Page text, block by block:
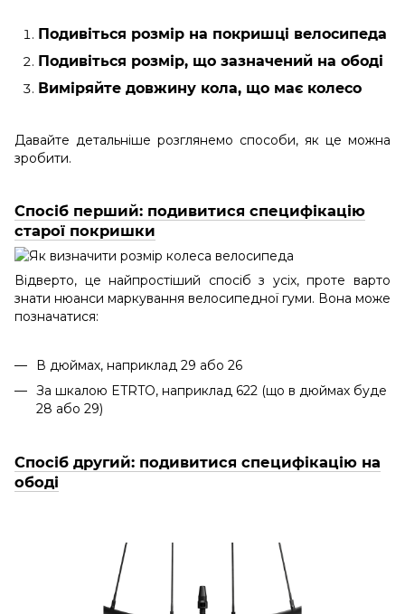
Подивіться розмір на покришці велосипеда
Подивіться розмір, що зазначений на ободі
Виміряйте довжину кола, що має колесо
Давайте детальніше розглянемо способи, як це можна
зробити.
Спосіб перший: подивитися специфікацію
старої покришки
Відверто, це найпростіший спосіб з усіх, проте варто
знати нюанси маркування велосипедної гуми. Вона може
позначатися:
В дюймах, наприклад 29 або 26
За шкалою ETRTO, наприклад 622 (що в дюймах буде
28 або 29)
Спосіб другий: подивитися специфікацію на
ободі